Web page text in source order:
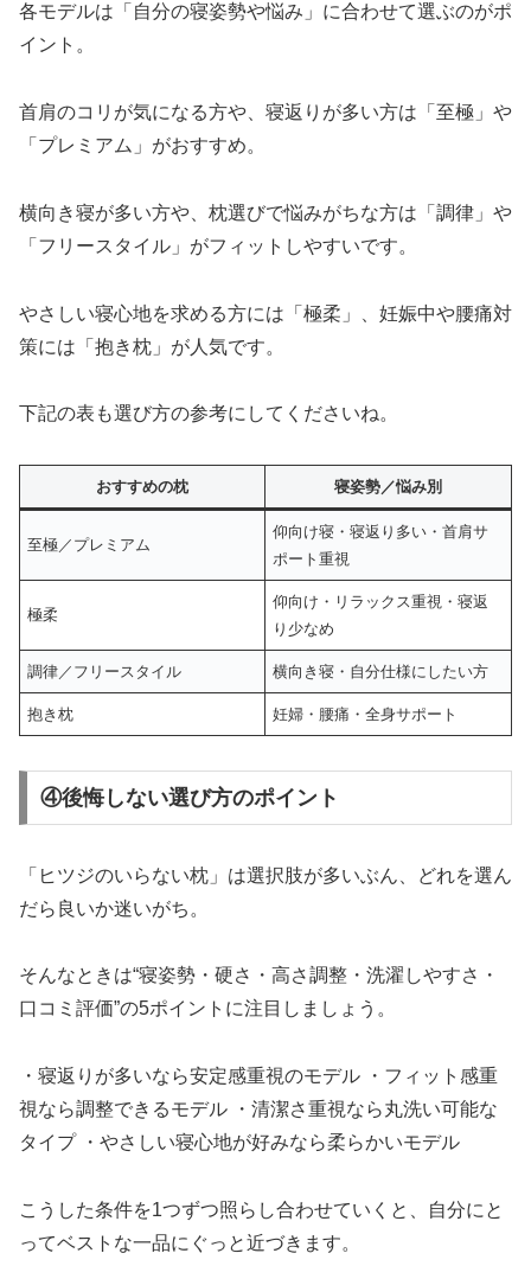
各モデルは「自分の寝姿勢や悩み」に合わせて選ぶのがポ
イント。
首肩のコリが気になる方や、寝返りが多い方は「至極」や
「プレミアム」がおすすめ。
横向き寝が多い方や、枕選びで悩みがちな方は「調律」や
「フリースタイル」がフィットしやすいです。
やさしい寝心地を求める方には「極柔」、妊娠中や腰痛対
策には「抱き枕」が人気です。
下記の表も選び方の参考にしてくださいね。
おすすめの枕 寝姿勢／悩み別
至極／プレミアム
仰向け寝・寝返り多い・首肩サ
ポート重視
極柔
仰向け・リラックス重視・寝返
り少なめ
調律／フリースタイル 横向き寝・自分仕様にしたい方
抱き枕 妊婦・腰痛・全身サポート
④後悔しない選び方のポイント
「ヒツジのいらない枕」は選択肢が多いぶん、どれを選ん
だら良いか迷いがち。
そんなときは“寝姿勢・硬さ・高さ調整・洗濯しやすさ・
口コミ評価”の5ポイントに注目しましょう。
・寝返りが多いなら安定感重視のモデル ・フィット感重
視なら調整できるモデル ・清潔さ重視なら丸洗い可能な
タイプ ・やさしい寝心地が好みなら柔らかいモデル
こうした条件を1つずつ照らし合わせていくと、自分にと
ってベストな一品にぐっと近づきます。